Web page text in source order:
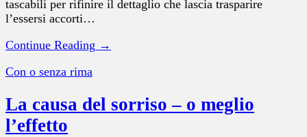
tascabili per rifinire il dettaglio che lascia trasparire
l’essersi accorti…
Continue Reading →
Con o senza rima
La causa del sorriso – o meglio
l’effetto